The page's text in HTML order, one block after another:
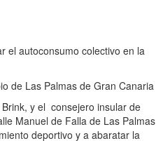
el autoconsumo colectivo en la
de Las Palmas de Gran Canaria
y el consejero insular de
Manuel de Falla de Las Palmas
deportivo y a abaratar la